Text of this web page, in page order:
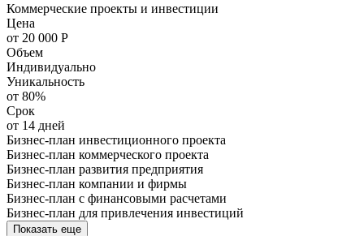
Коммерческие проекты и инвестиции
Цена
от 20 000 Р
Объем
Индивидуально
Уникальность
от 80%
Срок
от 14 дней
Бизнес-план инвестиционного проекта
Бизнес-план коммерческого проекта
Бизнес-план развития предприятия
Бизнес-план компании и фирмы
Бизнес-план с финансовыми расчетами
Бизнес-план для привлечения инвестиций
Показать еще